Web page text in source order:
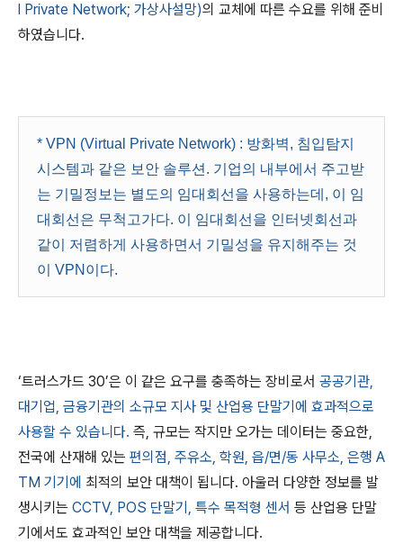
l Private Network; 가상사설망)의 교체에 따른 수요를 위해 준비
하였습니다.
* VPN (Virtual Private Network) : 방화벽, 침입탐지
시스템과 같은 보안 솔루션. 기업의 내부에서 주고받
는 기밀정보는 별도의 임대회선을 사용하는데, 이 임
대회선은 무척고가다. 이 임대회선을 인터넷회선과
같이 저렴하게 사용하면서 기밀성을 유지해주는 것
이 VPN이다.
‘트러스가드 30’은 이 같은 요구를 충족하는 장비로서 공공기관,
대기업, 금융기관의 소규모 지사 및 산업용 단말기에 효과적으로
사용할 수 있습니다. 즉, 규모는 작지만 오가는 데이터는 중요한,
전국에 산재해 있는 편의점, 주유소, 학원, 읍/면/동 사무소, 은행 A
TM 기기에 최적의 보안 대책이 됩니다. 아울러 다양한 정보를 발
생시키는 CCTV, POS 단말기, 특수 목적형 센서 등 산업용 단말
기에서도 효과적인 보안 대책을 제공합니다.